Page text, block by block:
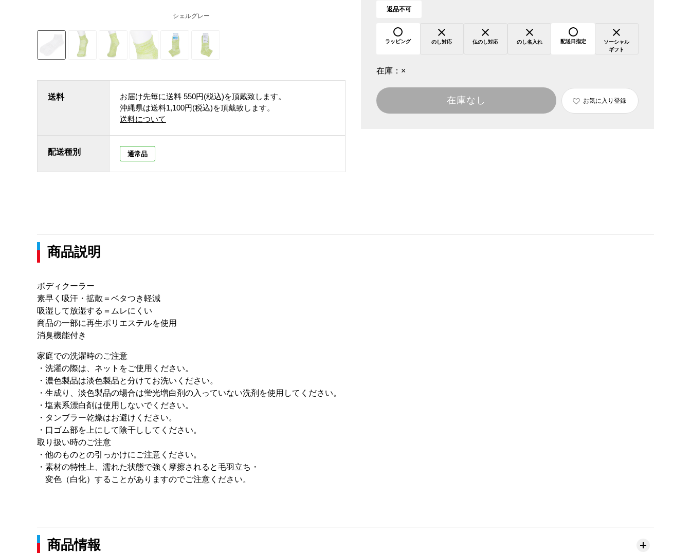
シェルグレー
送料 お届け先毎に送料 550円(税込)を頂戴致します。
沖縄県は送料1,100円(税込)を頂戴致します。
送料について
配送種別 通常品
返品不可
ラッピング のし対応 仏のし対応 のし名入れ 配送日指定
ソーシャル
ギフト
在庫： ×
在庫なし お気に入り登録
商品説明
ボディクーラー
素早く吸汗・拡散＝ベタつき軽減
吸湿して放湿する＝ムレにくい
商品の一部に再生ポリエステルを使用
消臭機能付き
家庭での洗濯時のご注意
・洗濯の際は、ネットをご使用ください。
・濃色製品は淡色製品と分けてお洗いください。
・生成り、淡色製品の場合は蛍光増白剤の入っていない洗剤を使用してください。
・塩素系漂白剤は使用しないでください。
・タンブラー乾燥はお避けください。
・口ゴム部を上にして陰干ししてください。
取り扱い時のご注意
・他のものとの引っかけにご注意ください。
・素材の特性上、濡れた状態で強く摩擦されると毛羽立ち・
変色（白化）することがありますのでご注意ください。
商品情報